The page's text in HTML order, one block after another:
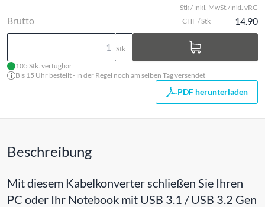
Stk / inkl. MwSt./inkl. vRG
Brutto CHF / Stk 14.90
Stk
105 Stk. verfügbar
Bis 15 Uhr bestellt - in der Regel noch am selben Tag versendet
PDF herunterladen
Beschreibung
Mit diesem Kabelkonverter schließen Sie Ihren
PC oder Ihr Notebook mit USB 3.1 / USB 3.2 Gen